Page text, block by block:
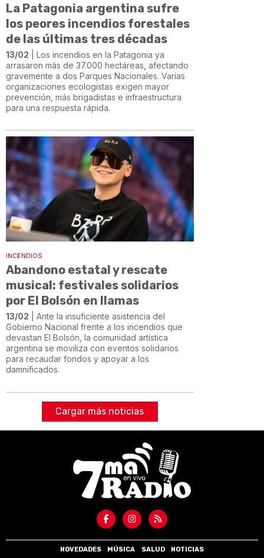
La Patagonia argentina sufre
los peores incendios forestales
de las últimas tres décadas
13/02 | Los incendios en la Patagonia ya
arrasaron más de 37.000 hectáreas, afectando
gravemente a dos Parques Nacionales. Varias
organizaciones ecologistas exigen mayor
prevención, más brigadistas e infraestructura
para una respuesta rápida.
INCENDIOS
Abandono estatal y rescate
musical: festivales solidarios
por El Bolsón en llamas
13/02 | Ante la insuficiente asistencia del
Gobierno Nacional frente a los incendios que
devastan El Bolsón, la comunidad artística
argentina se moviliza con eventos solidarios
para recaudar fondos y apoyar a los
damnificados.
Cargar más noticias
NOVEDADES MÚSICA SALUD NOTICIAS